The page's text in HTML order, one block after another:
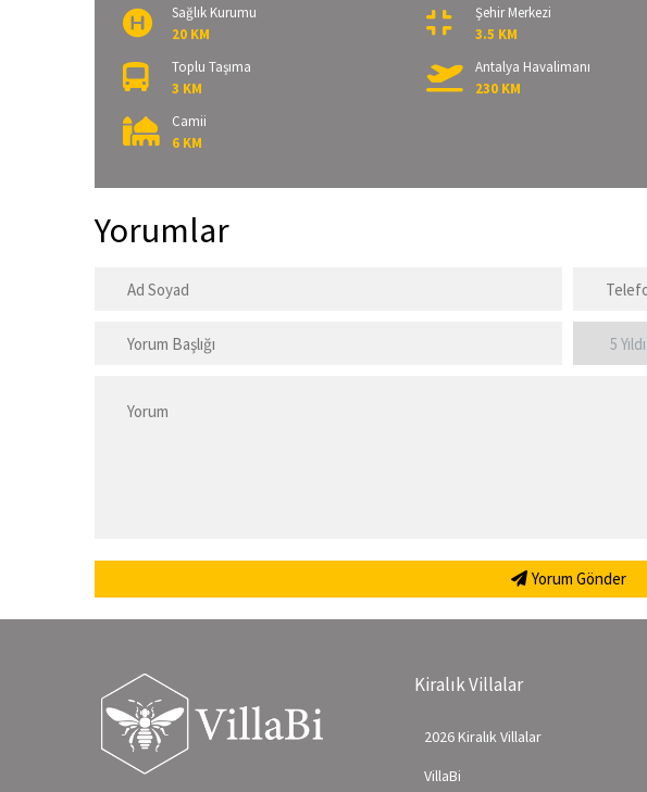
Sağlık Kurumu
20 KM
Şehir Merkezi
3.5 KM
Toplu Taşıma
3 KM
Antalya Havalimanı
230 KM
Camii
6 KM
Yorumlar
Yorum Gönder
Kiralık Villalar
2026 Kiralık Villalar
VillaBi